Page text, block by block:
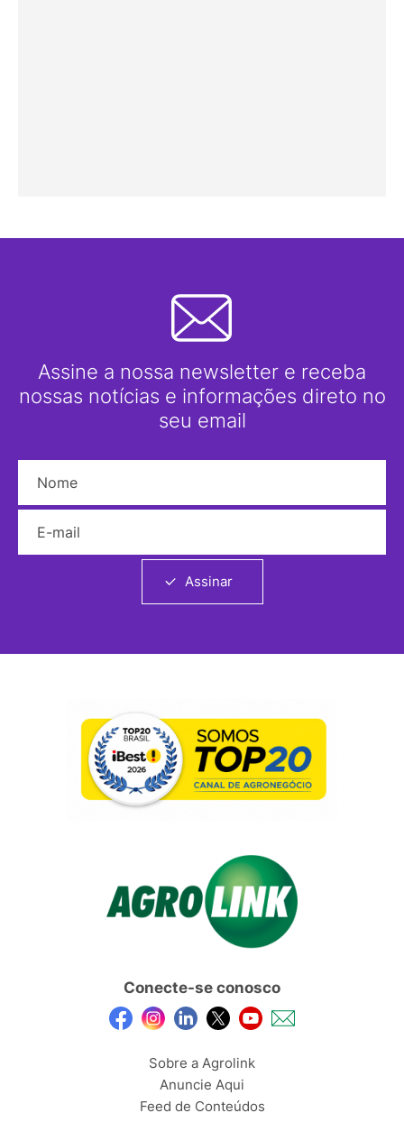
Assine a nossa newsletter e receba
nossas notícias e informações direto no
seu email
Assinar
Conecte-se conosco
Sobre a Agrolink
Anuncie Aqui
Feed de Conteúdos